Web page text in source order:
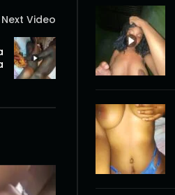
Next Video